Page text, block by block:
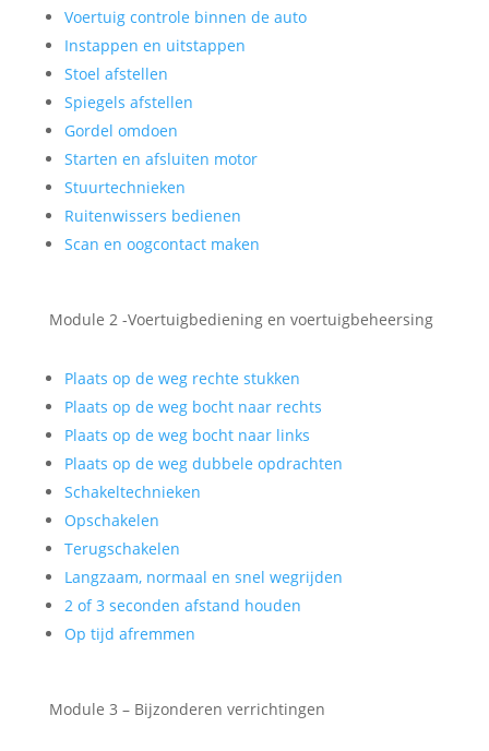
Voertuig controle binnen de auto
Instappen en uitstappen
Stoel afstellen
Spiegels afstellen
Gordel omdoen
Starten en afsluiten motor
Stuurtechnieken
Ruitenwissers bedienen
Scan en oogcontact maken
Module 2 -Voertuigbediening en voertuigbeheersing
Plaats op de weg rechte stukken
Plaats op de weg bocht naar rechts
Plaats op de weg bocht naar links
Plaats op de weg dubbele opdrachten
Schakeltechnieken
Opschakelen
Terugschakelen
Langzaam, normaal en snel wegrijden
2 of 3 seconden afstand houden
Op tijd afremmen
Module 3 – Bijzonderen verrichtingen